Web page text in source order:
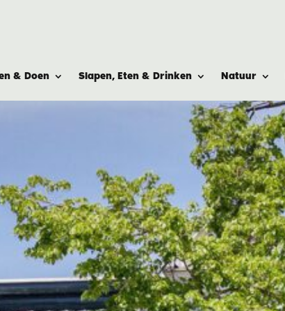
& Doen Slapen, Eten & Drinken Natuur